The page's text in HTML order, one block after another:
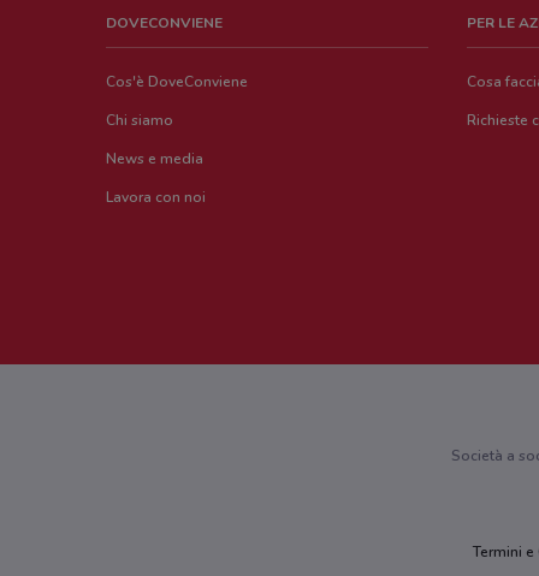
DOVECONVIENE
Cos'è DoveConviene
Chi siamo
News e media
Lavora con noi
PER LE
Cosa
Richieste
Società a
Termini